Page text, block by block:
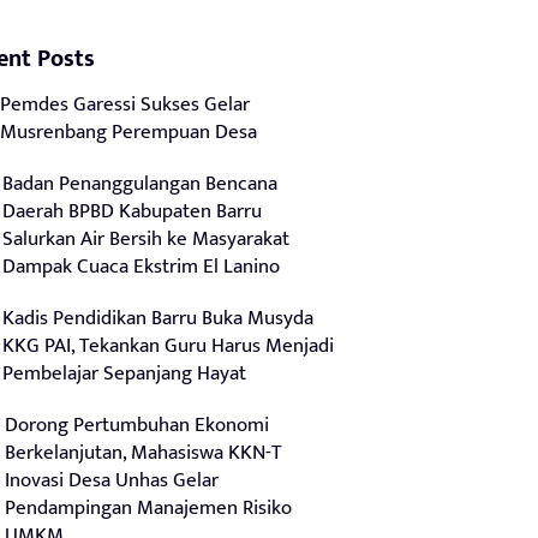
Posts
Pemdes Garessi Sukses Gelar
Musrenbang Perempuan Desa
Badan Penanggulangan Bencana
Daerah BPBD Kabupaten Barru
Salurkan Air Bersih ke Masyarakat
Dampak Cuaca Ekstrim El Lanino
Kadis Pendidikan Barru Buka Musyda
KKG PAI, Tekankan Guru Harus Menjadi
Pembelajar Sepanjang Hayat
Dorong Pertumbuhan Ekonomi
Berkelanjutan, Mahasiswa KKN-T
Inovasi Desa Unhas Gelar
Pendampingan Manajemen Risiko